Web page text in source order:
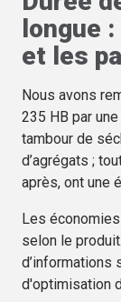
longue
et les
Nous avons
235 HB par
tambour de
d’agrégats ;
après, ont une
Les
selon le
d'optimisation